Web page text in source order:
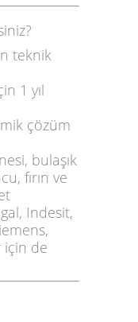
teknik
1 yıl
çözüm
bulaşık
fırın ve
Indesit,
için de